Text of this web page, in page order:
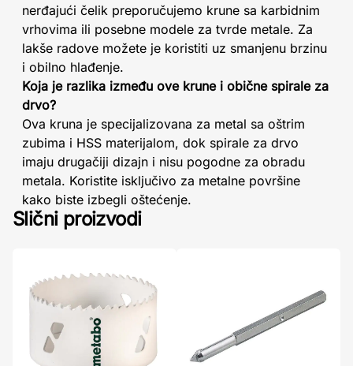
nerđajući čelik preporučujemo krune sa karbidnim
vrhovima ili posebne modele za tvrde metale. Za
lakše radove možete je koristiti uz smanjenu brzinu
i obilno hlađenje.
Koja je razlika između ove krune i obične spirale za
drvo?
Ova kruna je specijalizovana za metal sa oštrim
zubima i HSS materijalom, dok spirale za drvo
imaju drugačiji dizajn i nisu pogodne za obradu
metala. Koristite isključivo za metalne površine
kako biste izbegli oštećenje.
Slični proizvodi